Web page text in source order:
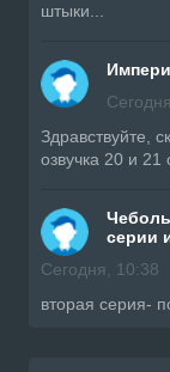
штыки...
Здравствуйте,
озвучка 20 и
серии
Сегодня, 10:38
вторая серия-